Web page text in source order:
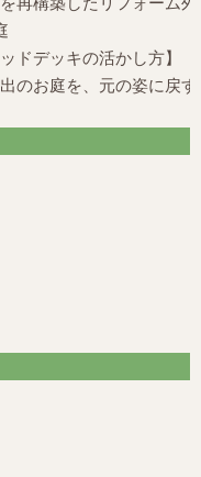
デッキの活かし方】
のお庭を、元の姿に戻